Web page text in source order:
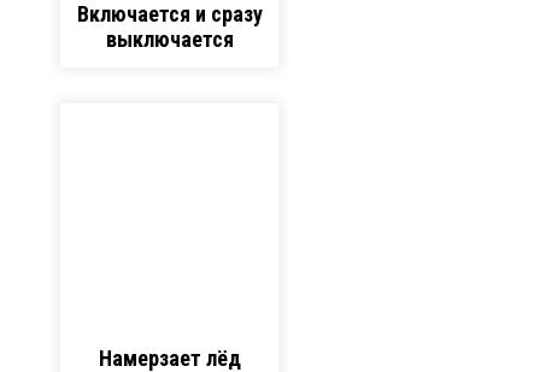
Включается и сразу
выключается
Намерзает лёд